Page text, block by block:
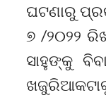
ଘଟଣାରୁ
୭ /୨୦୨୨
ସାହୁଙ୍କୁ